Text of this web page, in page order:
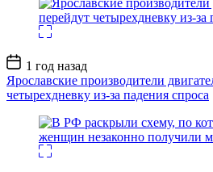
Дата
записи
1 год назад
Ярославские производители
четырехдневку из-за падения спроса